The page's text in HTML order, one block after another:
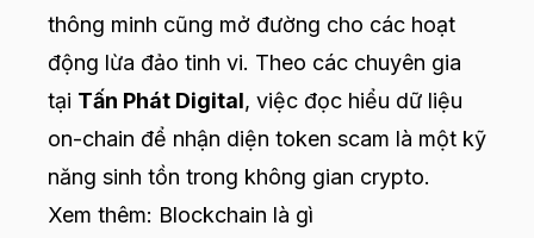
thông minh cũng mở đường cho các hoạt
động lừa đảo tinh vi. Theo các chuyên gia
tại Tấn Phát Digital, việc đọc hiểu dữ liệu
on-chain để nhận diện token scam là một kỹ
năng sinh tồn trong không gian crypto.
Xem thêm: Blockchain là gì